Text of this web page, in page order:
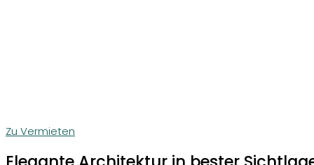
Zu Vermieten